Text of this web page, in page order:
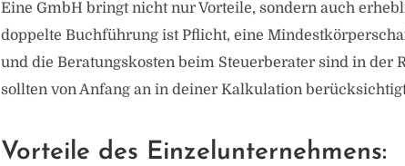
Eine GmbH bringt nicht nur Vorteile, sondern auch
doppelte Buchführung ist Pflicht, eine
und die Beratungskosten beim Steuerberater sind in der
sollten von Anfang an in deiner Kalkulation
Vorteile des Einzelunternehmens: